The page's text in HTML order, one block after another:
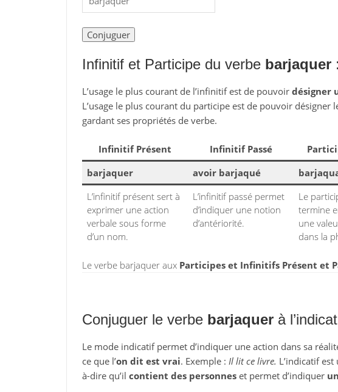
Infinitif et Participe du verbe barjaquer:
L’usage le plus courant de l’infinitif est de pouvoir désigner
L’usage le plus courant du participe est de pouvoir désigner
gardant ses propriétés de verbe.
Infinitif Présent Infinitif Passé
barjaquer
avoir barjaqué
L’infinitif présent sert à
exprimer une action
verbale sous forme
d’un nom.
L’infinitif passé permet
d’indiquer une notion
d’antériorité.
Le
termine
une
dans la
Le verbe barjaquer aux Participes et Infinitifs Présent et
Conjuguer le verbe barjaquerà
Le mode indicatif permet d’indiquer une action dans sa
ce que l’on dit est vrai. Exemple : Il lit ce livre. L’indicatif
à-dire qu’il contient des personneset permet d’indiquer